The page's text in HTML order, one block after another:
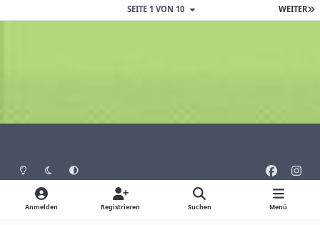
Sinn gekommen 😂
WEITER
SEITE 1 VON 10
Heller ModusDunkler ModusSystemeinstellung
a
n
s
Design Datenschutz
Anmelden Registrieren Suchen Menü